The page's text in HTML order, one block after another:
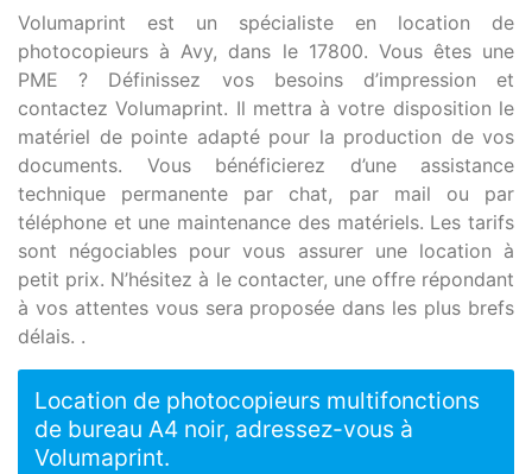
Volumaprint est un spécialiste en location de
photocopieurs à Avy, dans le 17800. Vous êtes une
PME ? Définissez vos besoins d’impression et
contactez Volumaprint. Il mettra à votre disposition le
matériel de pointe adapté pour la production de vos
documents. Vous bénéficierez d’une assistance
technique permanente par chat, par mail ou par
téléphone et une maintenance des matériels. Les tarifs
sont négociables pour vous assurer une location à
petit prix. N’hésitez à le contacter, une offre répondant
à vos attentes vous sera proposée dans les plus brefs
délais. .
Location de photocopieurs multifonctions
de bureau A4 noir, adressez-vous à
Volumaprint.